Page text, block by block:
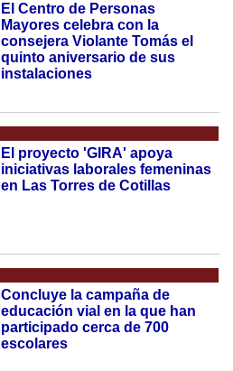
El Centro de Personas
Mayores celebra con la
consejera Violante Tomás el
quinto aniversario de sus
instalaciones
El proyecto 'GIRA' apoya
iniciativas laborales femeninas
en Las Torres de Cotillas
Concluye la campaña de
educación vial en la que han
participado cerca de 700
escolares